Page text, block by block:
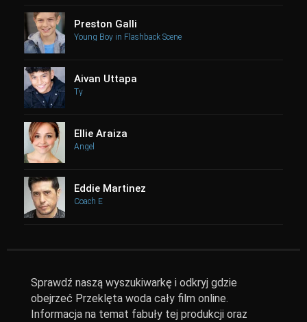
Preston Galli
Young Boy in Flashback Scene
Aivan Uttapa
Ty
Ellie Araiza
Angel
Eddie Martinez
Coach E
Sprawdź naszą wyszukiwarkę i odkryj gdzie
obejrzeć Przeklęta woda cały film online.
Informacja na temat fabuły tej produkcji oraz